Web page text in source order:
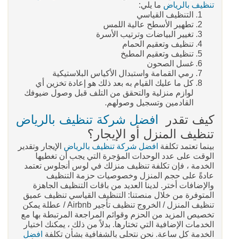
تنظيف بالرياض ما يلي:
التنظيف القياسي
تطهير الأسطح عالية اللمس
تغيير البياضات وترتيب الأسرة
تنظيف وتعقيم الحمام
تنظيف وتعقيم المطبخ
غسل الصحون
رمي القمامة واستبدال الأكياس البلاستيكية
كل ما عليك القيام به بعد ذلك هو إعادة تخزين أي
لوازم منزلية والتحقق من التلف قبل وصول ضيوفك
القادمين وتسجيل وصولهم.
كيف تقدر
افضل شركة تنظيف بالرياض
تنظيف المنزل أو الإيجار؟
بينما تعتمد تكلفة افضل شركة تنظيف بالرياض الإيجار وتقدير
الوقت على عدد الوحدات المؤجرة التي يجب أن تغطيها
الخدمة ، فإن تكلفة تنظيف منزلك في لوس أنجلوس تعتمد
عادةً على حجم المنزل وخصوصيات حزمة التنظيف
والإضافات أختر. لدينا العديد من باقات التنظيف الجاهزة
المتوفرة من خلال منصتنا: التنظيف القياسي تنظيف عميق
تنظيف المنزل / الخروج تنظيف تأجير Airbnb / عطلة يمكن
تخصيص المزيد من الحزم وقوائم المراجعة المرتبطة بها مع
الخدمات الإضافية التي تختارها. بدلاً من ذلك ، يمكنك اختيار
الخدمة كل ساعة. نحن نتحلى بالشفافية بشأن تكلفة افضل